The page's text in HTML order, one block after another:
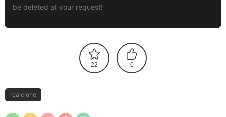
be deleted at your request!
22 0
realclone